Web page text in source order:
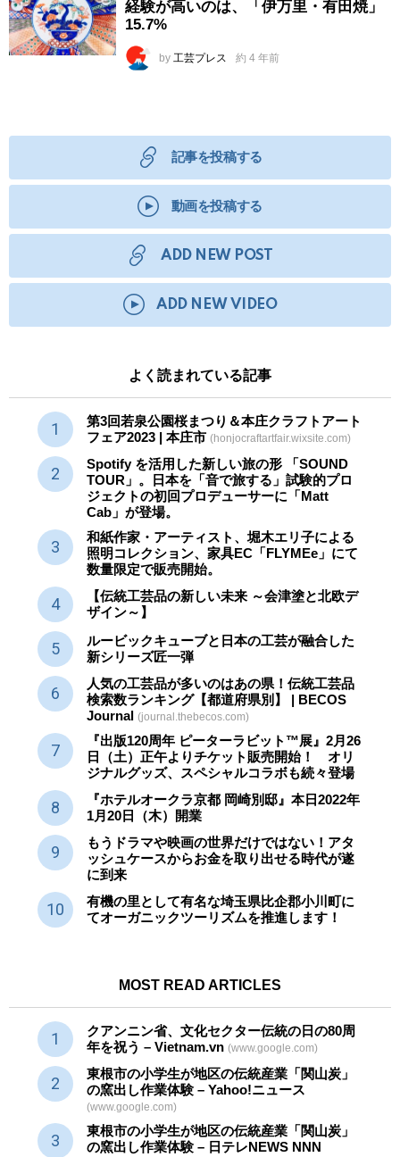
経験が高いのは、「伊万里・有田焼」
15.7%
by 工芸プレス 約 4 年前
記事を投稿する
動画を投稿する
ADD NEW POST
ADD NEW VIDEO
よく読まれている記事
第3回若泉公園桜まつり＆本庄クラフトアート
フェア2023 | 本庄市 (honjocraftartfair.wixsite.com)
Spotify を活用した新しい旅の形 「SOUND
TOUR」。日本を「音で旅する」試験的プロ
ジェクトの初回プロデューサーに「Matt
Cab」が登場。
和紙作家・アーティスト、堀木エリ子による
照明コレクション、家具EC「FLYMEe」にて
数量限定で販売開始。
【伝統工芸品の新しい未来 ～会津塗と北欧デ
ザイン～】
ルービックキューブと日本の工芸が融合した
新シリーズ匠一弾
人気の工芸品が多いのはあの県！伝統工芸品
検索数ランキング【都道府県別】 | BECOS
Journal (journal.thebecos.com)
『出版120周年 ピーターラビット™展』2月26
日（土）正午よりチケット販売開始！ オリ
ジナルグッズ、スペシャルコラボも続々登場
『ホテルオークラ京都 岡崎別邸』本日2022年
1月20日（木）開業
もうドラマや映画の世界だけではない！アタ
ッシュケースからお金を取り出せる時代が遂
に到来
有機の里として有名な埼玉県比企郡小川町に
てオーガニックツーリズムを推進します！
MOST READ ARTICLES
クアンニン省、文化セクター伝統の日の80周
年を祝う – Vietnam.vn (www.google.com)
東根市の小学生が地区の伝統産業 「関山炭」
の窯出し作業体験 – Yahoo!ニュース
(www.google.com)
東根市の小学生が地区の伝統産業 「関山炭」
の窯出し作業体験 – 日テレNEWS NNN